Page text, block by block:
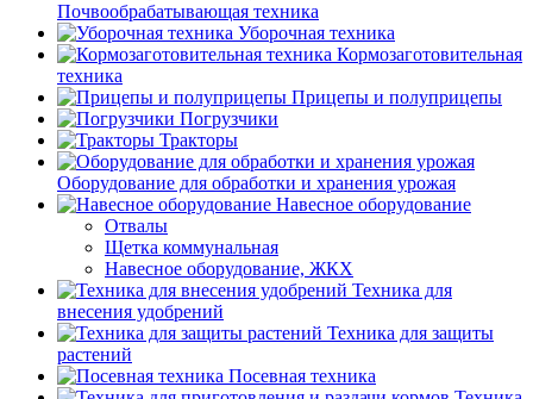
Почвообрабатывающая техника
Уборочная техника
Кормозаготовительная
техника
Прицепы и полуприцепы
Погрузчики
Тракторы
Оборудование для обработки и хранения урожая
Навесное оборудование
Отвалы
Щетка коммунальная
Навесное оборудование, ЖКХ
Техника для
внесения удобрений
Техника для защиты
растений
Посевная техника